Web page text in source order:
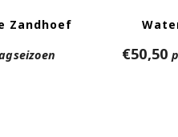
Zandhoef
€50,50